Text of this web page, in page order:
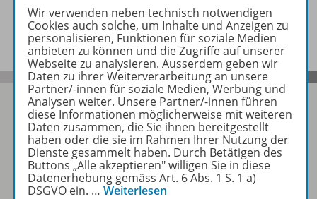
Beschreibung
Folgen Sie uns auf Social Media
Schubi:
Wir verwenden neben technisch notwendigen
Cookies auch solche, um Inhalte und Anzeigen zu
personalisieren, Funktionen für soziale Medien
anbieten zu können und die Zugriffe auf unserer
Webseite zu analysieren. Ausserdem geben wir
Daten zu ihrer Weiterverarbeitung an unsere
Partner/-innen für soziale Medien, Werbung und
Analysen weiter. Unsere Partner/-innen führen
diese Informationen möglicherweise mit weiteren
Daten zusammen, die Sie ihnen bereitgestellt
haben oder die sie im Rahmen Ihrer Nutzung der
Dienste gesammelt haben. Durch Betätigen des
Buttons „Alle akzeptieren" willigen Sie in diese
Datenerhebung gemäss Art. 6 Abs. 1 S. 1 a)
DSGVO ein. … Weiterlesen